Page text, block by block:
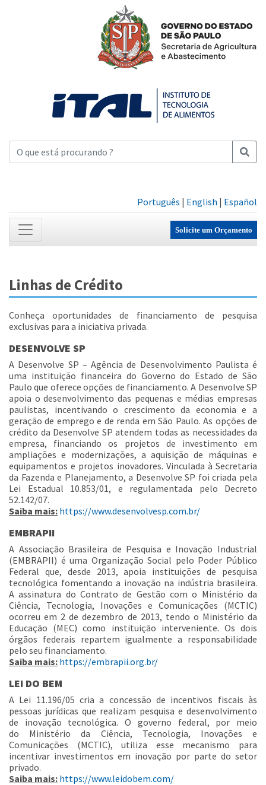
Português | English | Español
Solicite um Orçamento
Linhas de Crédito
Conheça oportunidades de financiamento de pesquisa
exclusivas para a iniciativa privada.
DESENVOLVE SP
A Desenvolve SP – Agência de Desenvolvimento Paulista é
uma instituição financeira do Governo do Estado de São
Paulo que oferece opções de financiamento. A Desenvolve SP
apoia o desenvolvimento das pequenas e médias empresas
paulistas, incentivando o crescimento da economia e a
geração de emprego e de renda em São Paulo. As opções de
crédito da Desenvolve SP atendem todas as necessidades da
empresa, financiando os projetos de investimento em
ampliações e modernizações, a aquisição de máquinas e
equipamentos e projetos inovadores. Vinculada à Secretaria
da Fazenda e Planejamento, a Desenvolve SP foi criada pela
Lei Estadual 10.853/01, e regulamentada pelo Decreto
52.142/07.
Saiba mais: https://www.desenvolvesp.com.br/
EMBRAPII
A Associação Brasileira de Pesquisa e Inovação Industrial
(EMBRAPII) é uma Organização Social pelo Poder Público
Federal que, desde 2013, apoia instituições de pesquisa
tecnológica fomentando a inovação na indústria brasileira.
A assinatura do Contrato de Gestão com o Ministério da
Ciência, Tecnologia, Inovações e Comunicações (MCTIC)
ocorreu em 2 de dezembro de 2013, tendo o Ministério da
Educação (MEC) como instituição interveniente. Os dois
órgãos federais repartem igualmente a responsabilidade
pelo seu financiamento.
Saiba mais: https://embrapii.org.br/
LEI DO BEM
A Lei 11.196/05 cria a concessão de incentivos fiscais às
pessoas jurídicas que realizam pesquisa e desenvolvimento
de inovação tecnológica. O governo federal, por meio
do Ministério da Ciência, Tecnologia, Inovações e
Comunicações (MCTIC), utiliza esse mecanismo para
incentivar investimentos em inovação por parte do setor
privado.
Saiba mais: https://www.leidobem.com/